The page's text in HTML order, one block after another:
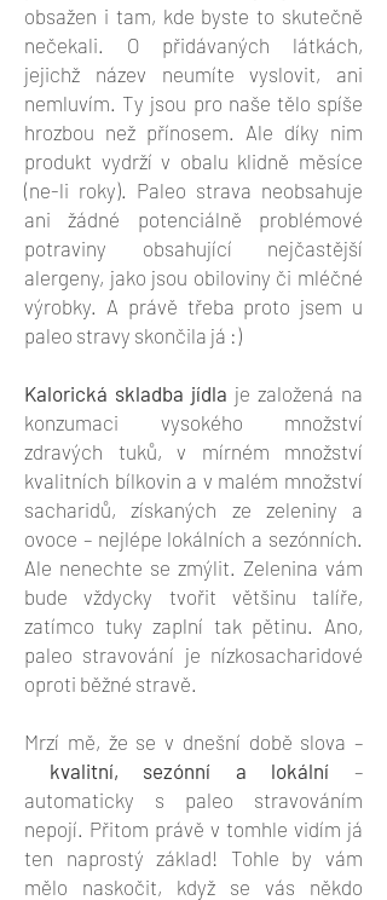
obsažen i tam, kde byste to skutečně
nečekali. O přidávaných látkách,
jejichž název neumíte vyslovit, ani
nemluvím. Ty jsou pro naše tělo spíše
hrozbou než přínosem. Ale díky nim
produkt vydrží v obalu klidně měsíce
(ne-li roky). Paleo strava neobsahuje
ani žádné potenciálně problémové
potraviny obsahující nejčastější
alergeny, jako jsou obiloviny či mléčné
výrobky. A právě třeba proto jsem u
paleo stravy skončila já :)
Kalorická skladba jídla je založená na
konzumaci vysokého množství
zdravých tuků, v mírném množství
kvalitních bílkovin a v malém množství
sacharidů, získaných ze zeleniny a
ovoce – nejlépe lokálních a sezónních.
Ale nenechte se zmýlit. Zelenina vám
bude vždycky tvořit většinu talíře,
zatímco tuky zaplní tak pětinu. Ano,
paleo stravování je nízkosacharidové
oproti běžné stravě.
Mrzí mě, že se v dnešní době slova –
kvalitní, sezónní a lokální –
automaticky s paleo stravováním
nepojí. Přitom právě v tomhle vidím já
ten naprostý základ! Tohle by vám
mělo naskočit, když se vás někdo